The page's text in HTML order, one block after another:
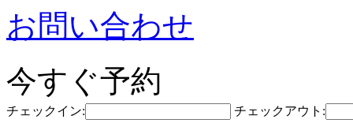
お問い合わせ
今すぐ予約
チェックイン: チェックアウト: